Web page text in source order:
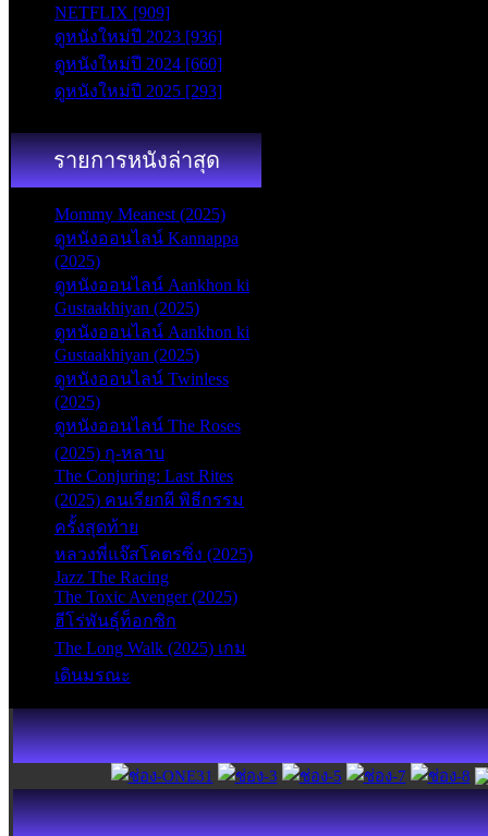
NETFLIX [909]
ดูหนังใหม่ปี 2023 [936]
ดูหนังใหม่ปี 2024 [660]
ดูหนังใหม่ปี 2025 [293]
รายการหนังล่าสุด
Mommy Meanest (2025)
ดูหนังออนไลน์ Kannappa
(2025)
ดูหนังออนไลน์ Aankhon ki
Gustaakhiyan (2025)
ดูหนังออนไลน์ Aankhon ki
Gustaakhiyan (2025)
ดูหนังออนไลน์ Twinless
(2025)
ดูหนังออนไลน์ The Roses
(2025) กุ-หลาบ
The Conjuring: Last Rites
(2025) คนเรียกผี พิธีกรรม
ครั้งสุดท้าย
หลวงพี่แจ๊สโคตรซิ่ง (2025)
Jazz The Racing
The Toxic Avenger (2025)
ฮีโร่พันธุ์ท็อกซิก
The Long Walk (2025) เกม
เดินมรณะ